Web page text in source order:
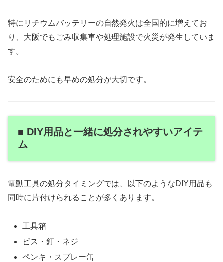
特にリチウムバッテリーの自然発火は全国的に増えてお
り、大阪でもごみ収集車や処理施設で火災が発生していま
す。
安全のためにも早めの処分が大切です。
■ DIY用品と一緒に処分されやすいアイテ
ム
電動工具の処分タイミングでは、以下のようなDIY用品も
同時に片付けられることが多くあります。
工具箱
ビス・釘・ネジ
ペンキ・スプレー缶